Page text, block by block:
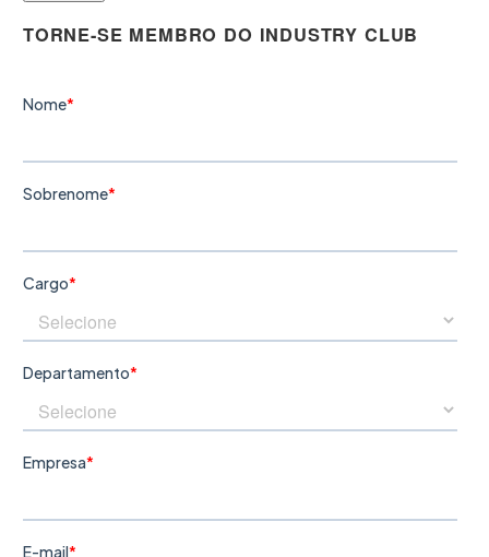
TORNE-SE MEMBRO DO INDUSTRY CLUB